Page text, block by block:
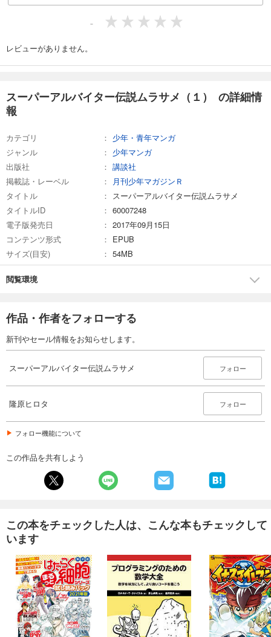
-
レビューがありません。
スーパーアルバイター伝説ムラサメ（１） の詳細情
報
カテゴリ
少年・青年マンガ
ジャンル
少年マンガ
出版社
講談社
掲載誌・レーベル
月刊少年マガジンＲ
タイトル
スーパーアルバイター伝説ムラサメ
タイトルID
60007248
電子版発売日
2017年09月15日
コンテンツ形式
EPUB
サイズ(目安)
54MB
閲覧環境
作品・作者をフォローする
新刊やセール情報をお知らせします。
スーパーアルバイター伝説ムラサメ フォロー
隆原ヒロタ フォロー
フォロー機能について
この作品を共有しよう
この本をチェックした人は、こんな本もチェックして
います